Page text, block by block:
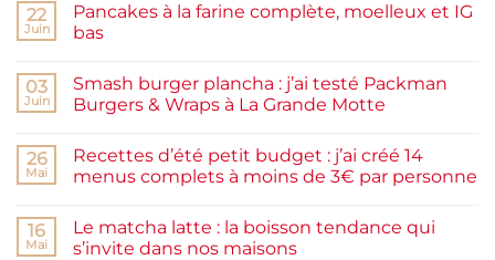
Confiture
de
prunes
et
rapide
22
Juin
Pancakes à la farine complète, moelleux et IG
bas
sur
Pancakes
à
complète,
moelleux
et
03
Juin
Smash burger plancha : j’ai testé Packman
Burgers & Wraps à La Grande Motte
sur
Smash
burger
testé
Packman
Burgers &
26
Mai
Recettes d’été petit budget : j’ai créé 14
menus complets à moins de 3€ par personne
sur
Recettes
d’été
16
Mai
Le matcha latte : la boisson tendance qui
s’invite dans nos maisons